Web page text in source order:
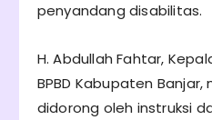
penyandang disabilitas.
​H. Abdullah Fahtar,
BPBD Kabupaten
didorong oleh instruksi